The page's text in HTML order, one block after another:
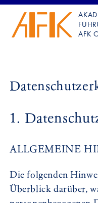
AFK
1.
ALLGEMEINE
Die folgenden
Überblick darüber,